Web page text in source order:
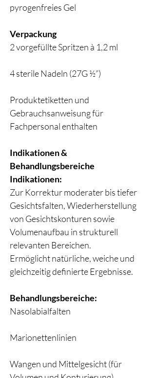
pyrogenfreies Gel
Verpackung
2 vorgefüllte Spritzen à 1,2 ml
4 sterile Nadeln (27G ½”)
Produktetiketten und
Gebrauchsanweisung für
Fachpersonal enthalten
Indikationen &
Behandlungsbereiche
Indikationen:
Zur Korrektur moderater bis tiefer
Gesichtsfalten, Wiederherstellung
von Gesichtskonturen sowie
Volumenaufbau in strukturell
relevanten Bereichen.
Ermöglicht natürliche, weiche und
gleichzeitig definierte Ergebnisse.
Behandlungsbereiche:
Nasolabialfalten
Marionettenlinien
Wangen und Mittelgesicht (für